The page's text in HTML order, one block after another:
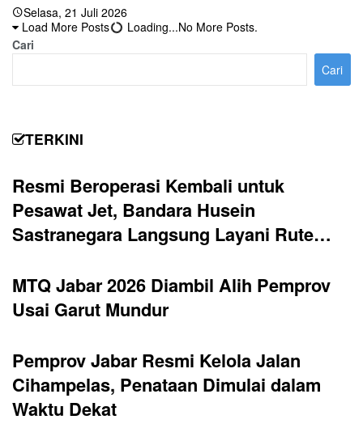
Selasa, 21 Juli 2026
Load More Posts
Loading...No More Posts.
Cari
Cari
TERKINI
Resmi Beroperasi Kembali untuk
Pesawat Jet, Bandara Husein
Sastranegara Langsung Layani Rute…
MTQ Jabar 2026 Diambil Alih Pemprov
Usai Garut Mundur
Pemprov Jabar Resmi Kelola Jalan
Cihampelas, Penataan Dimulai dalam
Waktu Dekat